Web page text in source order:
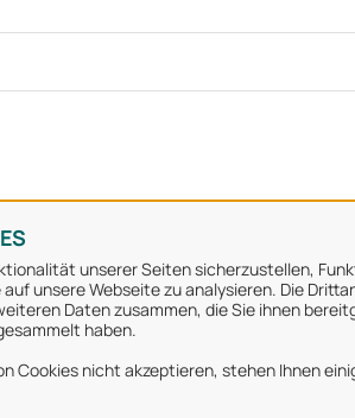
unserer Seiten sicherzustellen,
unsere Webseite zu analysieren. Die
Daten zusammen, die Sie ihnen
haben.
Cookies nicht akzeptieren, stehen Ihnen
Über uns
Impressum